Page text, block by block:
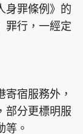
身罪條例》的
罪行，一經定
宿服務外，
部分更標明服
等。